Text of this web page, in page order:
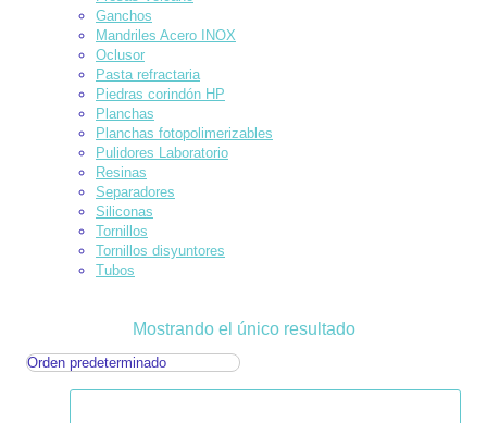
Ganchos
Mandriles Acero INOX
Oclusor
Pasta refractaria
Piedras corindón HP
Planchas
Planchas fotopolimerizables
Pulidores Laboratorio
Resinas
Separadores
Siliconas
Tornillos
Tornillos disyuntores
Tubos
Mostrando el único resultado